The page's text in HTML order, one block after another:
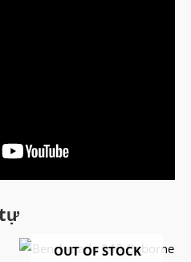
OUT OF STOCK